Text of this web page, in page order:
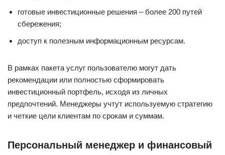
готовые инвестиционные решения – более 200 путей
сбережения;
доступ к полезным информационным ресурсам.
В рамках пакета услуг пользователю могут дать
рекомендации или полностью сформировать
инвестиционный портфель, исходя из личных
предпочтений. Менеджеры учтут используемую стратегию
и четкие цели клиентам по срокам и суммам.
Персональный менеджер и финансовый